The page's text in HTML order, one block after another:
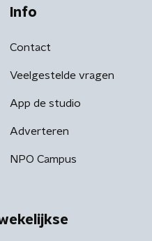
Info
Contact
Veelgestelde vragen
App de studio
Adverteren
NPO Campus